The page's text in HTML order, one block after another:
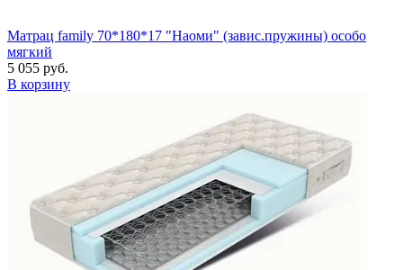
Матрац family 70*180*17 "Наоми" (завис.пружины) особо
мягкий
5 055 руб.
В корзину